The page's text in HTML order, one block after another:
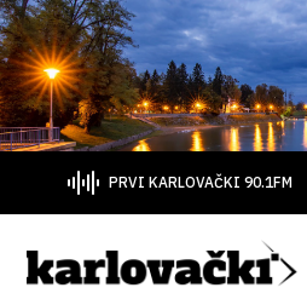
PRVI KARLOVAČKI 90.1FM